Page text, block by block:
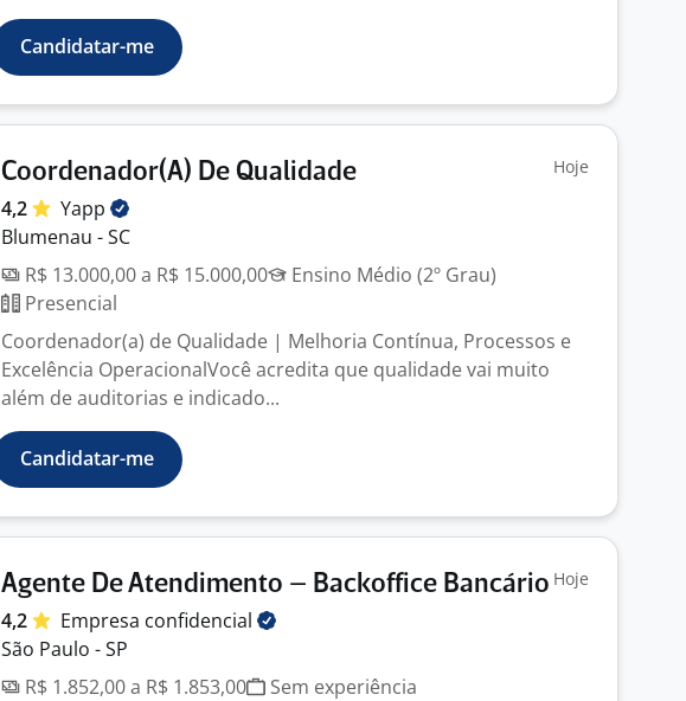
Candidatar-me
Coordenador(A) De Qualidade Hoje
4,2
Yapp
Blumenau - SC
R$ 13.000,00 a R$ 15.000,00
Ensino Médio (2º Grau)
Presencial
Coordenador(a) de Qualidade | Melhoria Contínua, Processos e
Excelência OperacionalVocê acredita que qualidade vai muito
além de auditorias e indicado...
Candidatar-me
Agente De Atendimento – Backoffice Bancário Hoje
4,2 Empresa confidencial
São Paulo - SP
R$ 1.852,00 a R$ 1.853,00
Sem experiência